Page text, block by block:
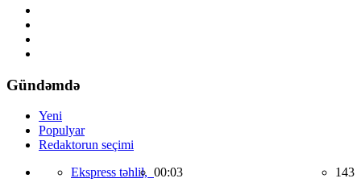
Gündəmdə
Yeni
Populyar
Redaktorun seçimi
Ekspress təhlil, 00:03 143